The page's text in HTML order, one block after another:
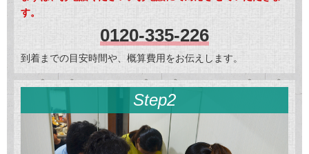
す。
0120-335-226
到着までの目安時間や、概算費用をお伝えします。
Step2